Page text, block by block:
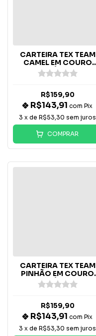
CARTEIRA TEX TEAM
CAMEL EM COURO
LEGÍTIMO
R$159,90
R$143,91com Pix
3 x deR$53,30 sem juros
COMPRAR
CARTEIRA TEX TEAM
PINHÃO EM COURO
LEGÍTIMO
R$159,90
R$143,91com Pix
3 x deR$53,30 sem juros